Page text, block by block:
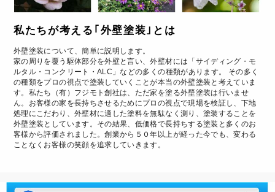
私たちが考える｢外壁塗装｣とは
外壁塗装について、簡単に説明します。
家の周りを覆う駆体部分を外壁と言い、外壁材には「サイディング・モ
ルタル・コンクリート・ALC」などの多くの種類があります。 その多く
の種類をプロの視点で塗装していくことが本当の外壁塗装と考えていま
す。私たち（有）フジモト創社は、ただ家を塗る外壁塗装は行いませ
ん。お客様の家を長持ちさせるためにプロの視点で現場を検証し、下地
処理にこだわり、外壁材に適した塗料を無駄なく測り、塗装することを
外壁塗装としています。その結果、低価格で長持ちする塗装と多くのお
客様から評価されました。創業から５０年以上が経った今でも、変わる
ことなくお客様の笑顔を追求していきます。